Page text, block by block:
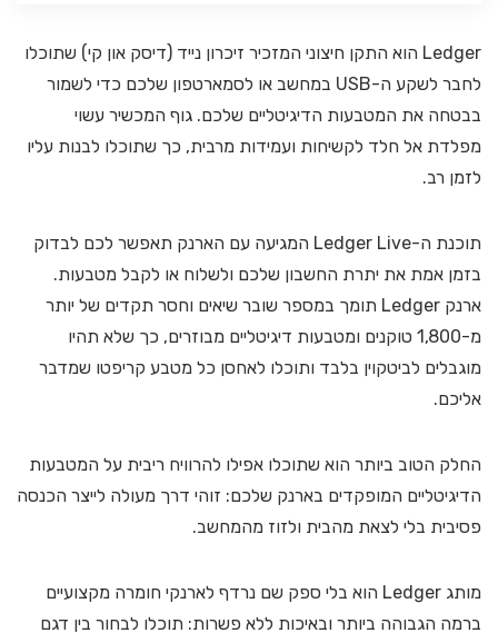
Ledger הוא התקן חיצוני המזכיר זיכרון נייד (דיסק און קי) שתוכלו
לחבר לשקע ה-USB במחשב או לסמארטפון שלכם כדי לשמור
בבטחה את המטבעות הדיגיטליים שלכם. גוף המכשיר עשוי
מפלדת אל חלד לקשיחות ועמידות מרבית, כך שתוכלו לבנות עליו
לזמן רב.
תוכנת ה-Ledger Live המגיעה עם הארנק תאפשר לכם לבדוק
בזמן אמת את יתרת החשבון שלכם ולשלוח או לקבל מטבעות.
ארנק Ledger תומך במספר שובר שיאים וחסר תקדים של יותר
מ-1,800 טוקנים ומטבעות דיגיטליים מבוזרים, כך שלא תהיו
מוגבלים לביטקוין בלבד ותוכלו לאחסן כל מטבע קריפטו שמדבר
אליכם.
החלק הטוב ביותר הוא שתוכלו אפילו להרוויח ריבית על המטבעות
הדיגיטליים המופקדים בארנק שלכם: זוהי דרך מעולה לייצר הכנסה
פסיבית בלי לצאת מהבית ולזוז מהמחשב.
מותג Ledger הוא בלי ספק שם נרדף לארנקי חומרה מקצועיים
ברמה הגבוהה ביותר ובאיכות ללא פשרות: תוכלו לבחור בין דגם